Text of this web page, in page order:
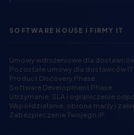
SOFTWARE HOUSE I FIRMY IT
Umowy wdrożeniowe dla
Pozostałe umowy dla dostawców IT
Product Discovery Phase
Software Development Phase
Utrzymanie, SLA i ograniczenie
Współdziałanie, obrona marży i
Zabezpieczenie Twojego IP